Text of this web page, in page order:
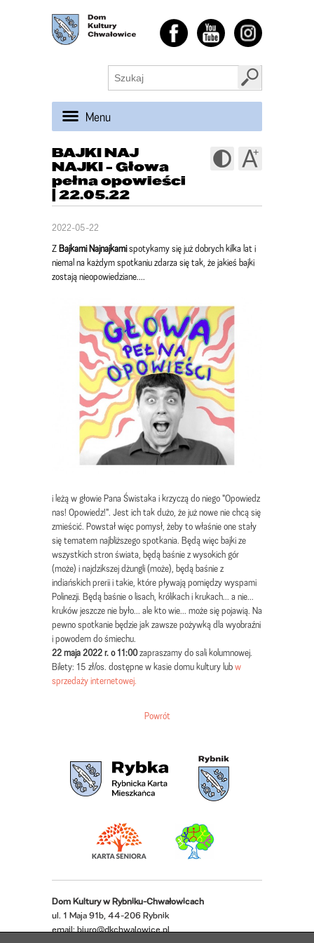
Menu
BAJKI NAJ
NAJKI - Głowa
pełna opowieści
| 22.05.22
2022-05-22
ZBajkami Najnajkamispotykamy się już dobrych kilka lat i
niemal na każdym spotkaniu zdarza się tak, że jakieś bajki
zostają nieopowiedziane....
i leżą w głowie Pana Świstaka i krzyczą do niego "Opowiedz
nas! Opowiedz!". Jest ich tak dużo, że już nowe nie chcą się
zmieścić. Powstał więc pomysł, żeby to właśnie one stały
się tematem najbliższego spotkania. Będą więc bajki ze
wszystkich stron świata, będą baśnie z wysokich gór
(może) i najdzikszej dżungli (może), będą baśnie z
indiańskich prerii i takie, które pływają pomiędzy wyspami
Polinezji. Będą baśnie o lisach, królikach i krukach... a nie...
kruków jeszcze nie było... ale kto wie... może się pojawią. Na
pewno spotkanie będzie jak zawsze pożywką dla wyobraźni
i powodem do śmiechu.
22 maja 2022 r. o 11:00zapraszamy do sali kolumnowej.
Bilety: 15 zł/os. dostępne w kasie domu kultury lubw
sprzedaży internetowej.
Powrót
Dom Kultury w Rybniku-Chwałowicach
ul. 1 Maja 91b, 44-206 Rybnik
email:biuro@dkchwalowice.pl